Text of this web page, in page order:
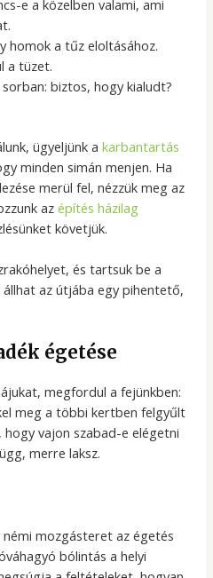
e a közelben valami, ami
homok a tűz eloltásához.
a tüzet.
biztos, hogy kialudt?
ügyeljünk akarbantartás
minden simán menjen. Ha
merül fel, nézzük meg az
azépítés házilag
követjük.
és tartsuk be a
az útjába egy pihentető,
égetése
megfordul a fejünkben:
meg a többi kertben felgyűlt
hogy vajon szabad-e elégetni
merre laksz.
mozgásteret az égetés
bólintás a helyi